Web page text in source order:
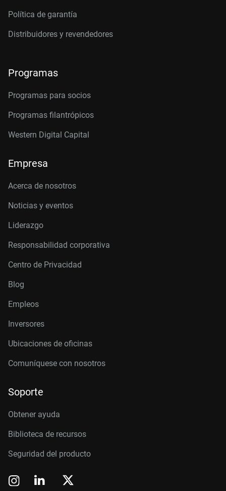
Política de garantía
Distribuidores y revendedores
Programas
Programas para socios
Programas filantrópicos
Western Digital Capital
Empresa
Acerca de nosotros
Noticias y eventos
Liderazgo
Responsabilidad corporativa
Centro de Privacidad
Blog
Empleos
Inversores
Ubicaciones de oficinas
Comuníquese con nosotros
Soporte
Obtener ayuda
Biblioteca de recursos
Seguridad del producto